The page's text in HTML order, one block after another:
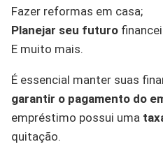
Fazer reformas em casa;
Planejar seu futuro
E muito mais.
É essencial manter suas
garantir o pagamento do
empréstimo possui uma
quitação.